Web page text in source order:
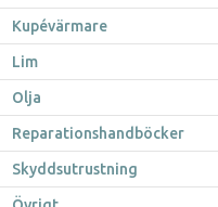
Kupévärmare
Lim
Olja
Reparationshandböcker
Skyddsutrustning